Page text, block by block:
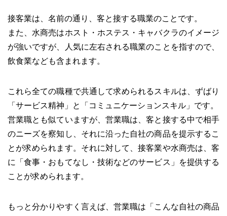
接客業は、名前の通り、客と接する職業のことです。
また、水商売はホスト・ホステス・キャバクラのイメージ
が強いですが、人気に左右される職業のことを指すので、
飲食業なども含まれます。
これら全ての職種で共通して求められるスキルは、ずばり
「サービス精神」と「コミュニケーションスキル」です。
営業職とも似ていますが、営業職は、客と接する中で相手
のニーズを察知し、それに沿った自社の商品を提示するこ
とが求められます。それに対して、接客業や水商売は、客
に「食事・おもてなし・技術などのサービス」を提供する
ことが求められます。
もっと分かりやすく言えば、営業職は「こんな自社の商品